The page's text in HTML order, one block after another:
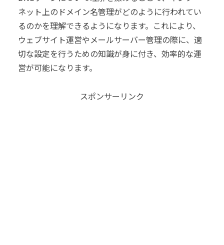
ネット上のドメイン名管理がどのように行われてい
るのかを理解できるようになります。これにより、
ウェブサイト運営やメールサーバー管理の際に、適
切な設定を行うための知識が身に付き、効率的な運
営が可能になります。
スポンサーリンク